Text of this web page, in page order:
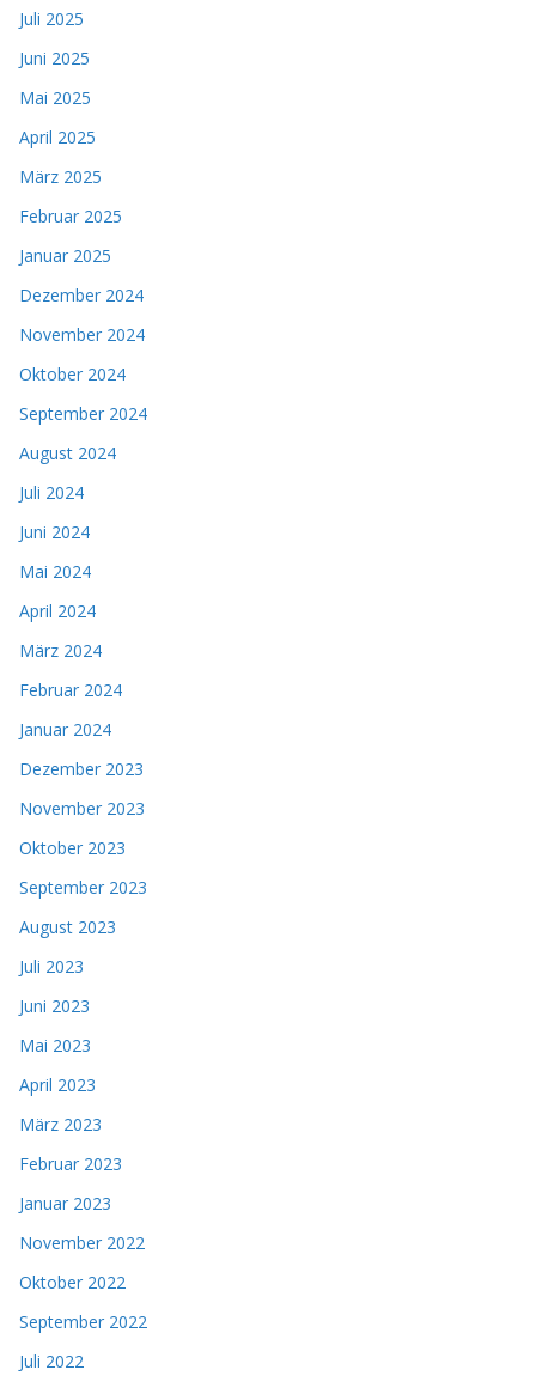
Juli 2025
Juni 2025
Mai 2025
April 2025
März 2025
Februar 2025
Januar 2025
Dezember 2024
November 2024
Oktober 2024
September 2024
August 2024
Juli 2024
Juni 2024
Mai 2024
April 2024
März 2024
Februar 2024
Januar 2024
Dezember 2023
November 2023
Oktober 2023
September 2023
August 2023
Juli 2023
Juni 2023
Mai 2023
April 2023
März 2023
Februar 2023
Januar 2023
November 2022
Oktober 2022
September 2022
Juli 2022